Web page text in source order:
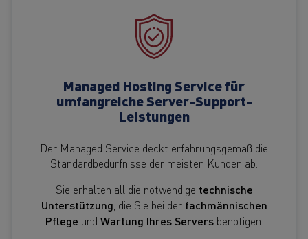
Managed Hosting Service für
umfangreiche Server-Support-
Leistungen
Der Managed Service deckt erfahrungsgemäß die
Standardbedürfnisse der meisten Kunden ab.
Sie erhalten all die notwendige technische
Unterstützung , die Sie bei der fachmännischen
Pflege und Wartung Ihres Serversbenötigen.